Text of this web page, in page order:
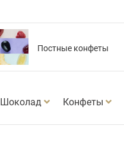
Постные конфеты
Шоколад Конфеты